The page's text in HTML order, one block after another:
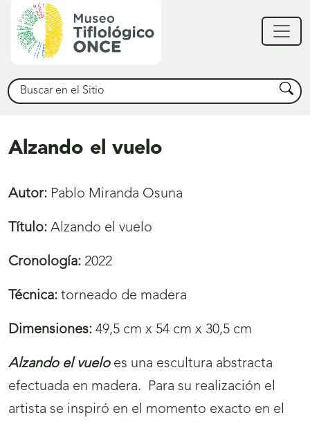
Buscar Buscar
Alzando el vuelo
Autor: Pablo Miranda Osuna
Título: Alzando el vuelo
Cronología: 2022
Técnica: torneado de madera
Dimensiones: 49,5 cm x 54 cm x 30,5 cm
Alzando el vueloes una escultura abstracta
efectuada en madera. Para su realización el
artista se inspiró en el momento exacto en el